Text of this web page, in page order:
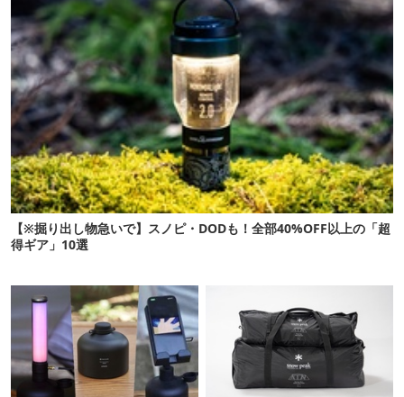
【※掘り出し物急いで】スノピ・DODも！全部40%OFF以上の「超
得ギア」10選